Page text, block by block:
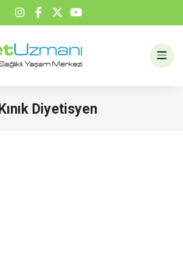
Kınık Diyetisyen